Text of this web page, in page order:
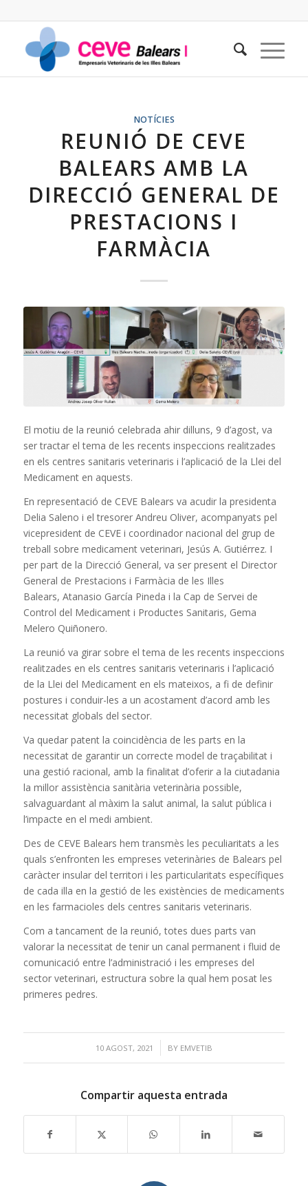
NOTÍCIES
REUNIÓ DE CEVE
BALEARS AMB LA
DIRECCIÓ GENERAL DE
PRESTACIONS I
FARMÀCIA
El motiu de la reunió celebrada ahir dilluns, 9 d’agost, va
ser tractar el tema de les recents inspeccions realitzades
en els centres sanitaris veterinaris i l’aplicació de la Llei del
Medicament en aquests.
En representació de CEVE Balears va acudir la presidenta
Delia Saleno i el tresorer Andreu Oliver, acompanyats pel
vicepresident de CEVE i coordinador nacional del grup de
treball sobre medicament veterinari, Jesús A. Gutiérrez. I
per part de la Direcció General, va ser present el Director
General de Prestacions i Farmàcia de les Illes
Balears, Atanasio García Pineda i la Cap de Servei de
Control del Medicament i Productes Sanitaris, Gema
Melero Quiñonero.
La reunió va girar sobre el tema de les recents inspeccions
realitzades en els centres sanitaris veterinaris i l’aplicació
de la Llei del Medicament en els mateixos, a fi de definir
postures i conduir-les a un acostament d’acord amb les
necessitat globals del sector.
Va quedar patent la coincidència de les parts en la
necessitat de garantir un correcte model de traçabilitat i
una gestió racional, amb la finalitat d’oferir a la ciutadania
la millor assistència sanitària veterinària possible,
salvaguardant al màxim la salut animal, la salut pública i
l’impacte en el medi ambient.
Des de CEVE Balears hem transmès les peculiaritats a les
quals s’enfronten les empreses veterinàries de Balears pel
caràcter insular del territori i les particularitats específiques
de cada illa en la gestió de les existències de medicaments
en les farmacioles dels centres sanitaris veterinaris.
Com a tancament de la reunió, totes dues parts van
valorar la necessitat de tenir un canal permanent i fluid de
comunicació entre l’administració i les empreses del
sector veterinari, estructura sobre la qual hem posat les
primeres pedres.
10 AGOST, 2021
/ BY EMVETIB
Compartir aquesta entrada